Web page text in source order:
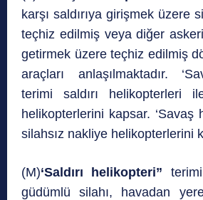
karşı saldırıya girişmek üzere
teçhiz edilmiş veya diğer
getirmek üzere teçhiz edilmiş
araçları anlaşılmaktadır.
terimi saldırı helikopterleri
helikopterlerini kapsar. ‘Savaş
silahsız nakliye helikopterlerini
(M)‘Saldırı helikopteri”
güdümlü silahı, havadan